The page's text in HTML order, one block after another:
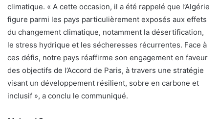
climatique. « A cette occasion, il a été rappelé que l’Algérie
figure parmi les pays particulièrement exposés aux effets
du changement climatique, notamment la désertification,
le stress hydrique et les sécheresses récurrentes. Face à
ces défis, notre pays réaffirme son engagement en faveur
des objectifs de l’Accord de Paris, à travers une stratégie
visant un développement résilient, sobre en carbone et
inclusif », a conclu le communiqué.